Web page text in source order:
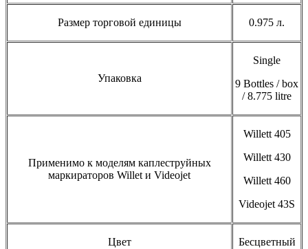
Размер торговой единицы 0.975 л.
Упаковка
Single
9 Bottles / box
/ 8.775 litre
Применимо к моделям каплеструйных
маркираторов Willet и Videojet
Willett 405
Willett 430
Willett 460
Videojet 43S
Цвет Бесцветный